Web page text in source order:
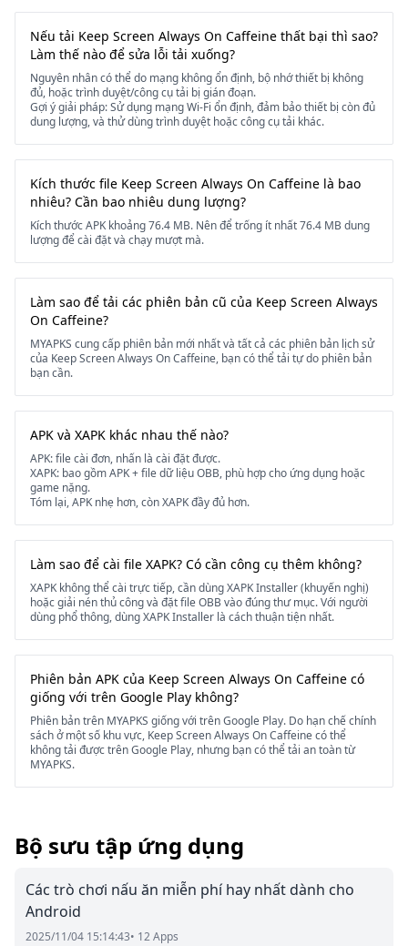
Nếu tải Keep Screen Always On Caffeine thất bại thì sao?
Làm thế nào để sửa lỗi tải xuống?
Nguyên nhân có thể do mạng không ổn định, bộ nhớ thiết bị không
đủ, hoặc trình duyệt/công cụ tải bị gián đoạn.
Gợi ý giải pháp: Sử dụng mạng Wi-Fi ổn định, đảm bảo thiết bị còn đủ
dung lượng, và thử dùng trình duyệt hoặc công cụ tải khác.
Kích thước file Keep Screen Always On Caffeine là bao
nhiêu? Cần bao nhiêu dung lượng?
Kích thước APK khoảng 76.4 MB. Nên để trống ít nhất 76.4 MB dung
lượng để cài đặt và chạy mượt mà.
Làm sao để tải các phiên bản cũ của Keep Screen Always
On Caffeine?
MYAPKS cung cấp phiên bản mới nhất và tất cả các phiên bản lịch sử
của Keep Screen Always On Caffeine, bạn có thể tải tự do phiên bản
bạn cần.
APK và XAPK khác nhau thế nào?
APK: file cài đơn, nhấn là cài đặt được.
XAPK: bao gồm APK + file dữ liệu OBB, phù hợp cho ứng dụng hoặc
game nặng.
Tóm lại, APK nhẹ hơn, còn XAPK đầy đủ hơn.
Làm sao để cài file XAPK? Có cần công cụ thêm không?
XAPK không thể cài trực tiếp, cần dùng XAPK Installer (khuyến nghị)
hoặc giải nén thủ công và đặt file OBB vào đúng thư mục. Với người
dùng phổ thông, dùng XAPK Installer là cách thuận tiện nhất.
Phiên bản APK của Keep Screen Always On Caffeine có
giống với trên Google Play không?
Phiên bản trên MYAPKS giống với trên Google Play. Do hạn chế chính
sách ở một số khu vực, Keep Screen Always On Caffeine có thể
không tải được trên Google Play, nhưng bạn có thể tải an toàn từ
MYAPKS.
Bộ sưu tập ứng dụng
Các trò chơi nấu ăn miễn phí hay nhất dành cho
Android
2025/11/04 15:14:43• 12 Apps